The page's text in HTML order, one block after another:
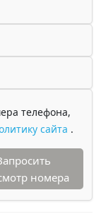
телефона,
сайта .
номера